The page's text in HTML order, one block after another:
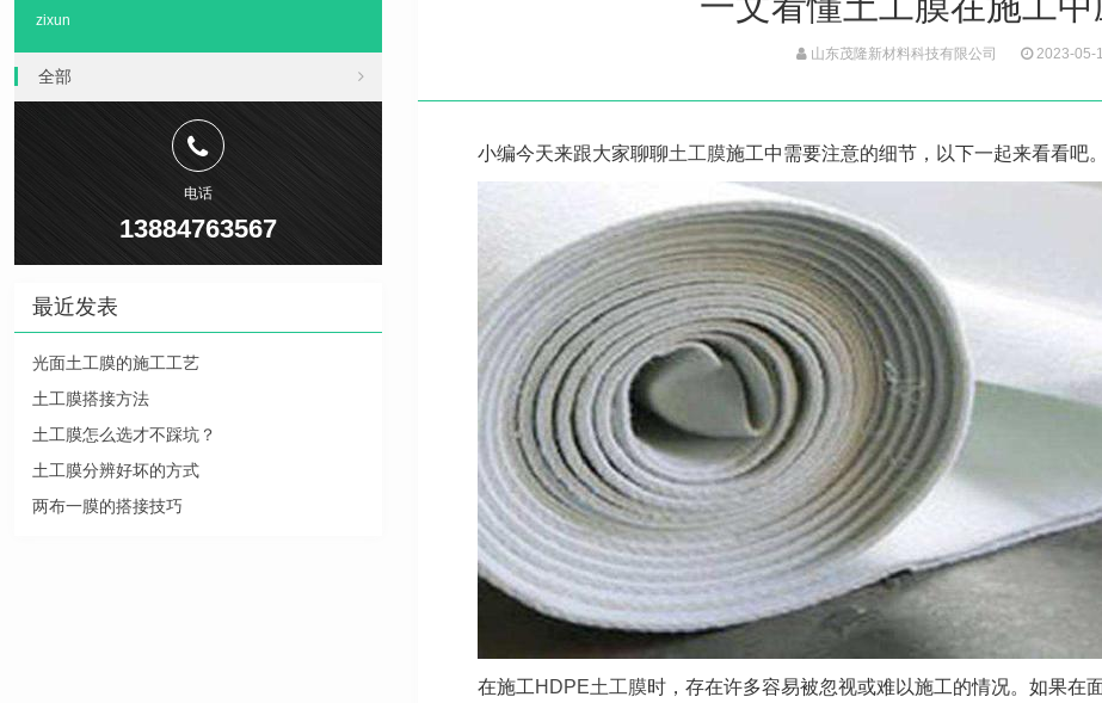
山东茂隆新材料科技有限公司 2023-05-
小编今天来跟大家聊聊土工膜施工中需要注意的细节，以下一起来看看吧。
在施工 HDPE土工膜时，存在许多容易被忽视或难以施工的情况。如果在
zixun
全部
电话
13884763567
最近发表
光面土工膜的施工工艺
土工膜搭接方法
土工膜怎么选才不踩坑？
土工膜分辨好坏的方式
两布一膜的搭接技巧